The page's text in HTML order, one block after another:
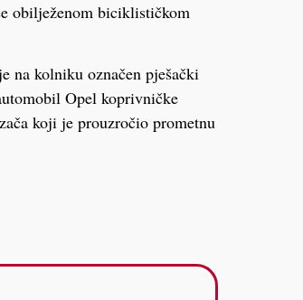
obilježenom biciklističkom
na kolniku označen pješački
Opel koprivničke
koji je prouzročio prometnu